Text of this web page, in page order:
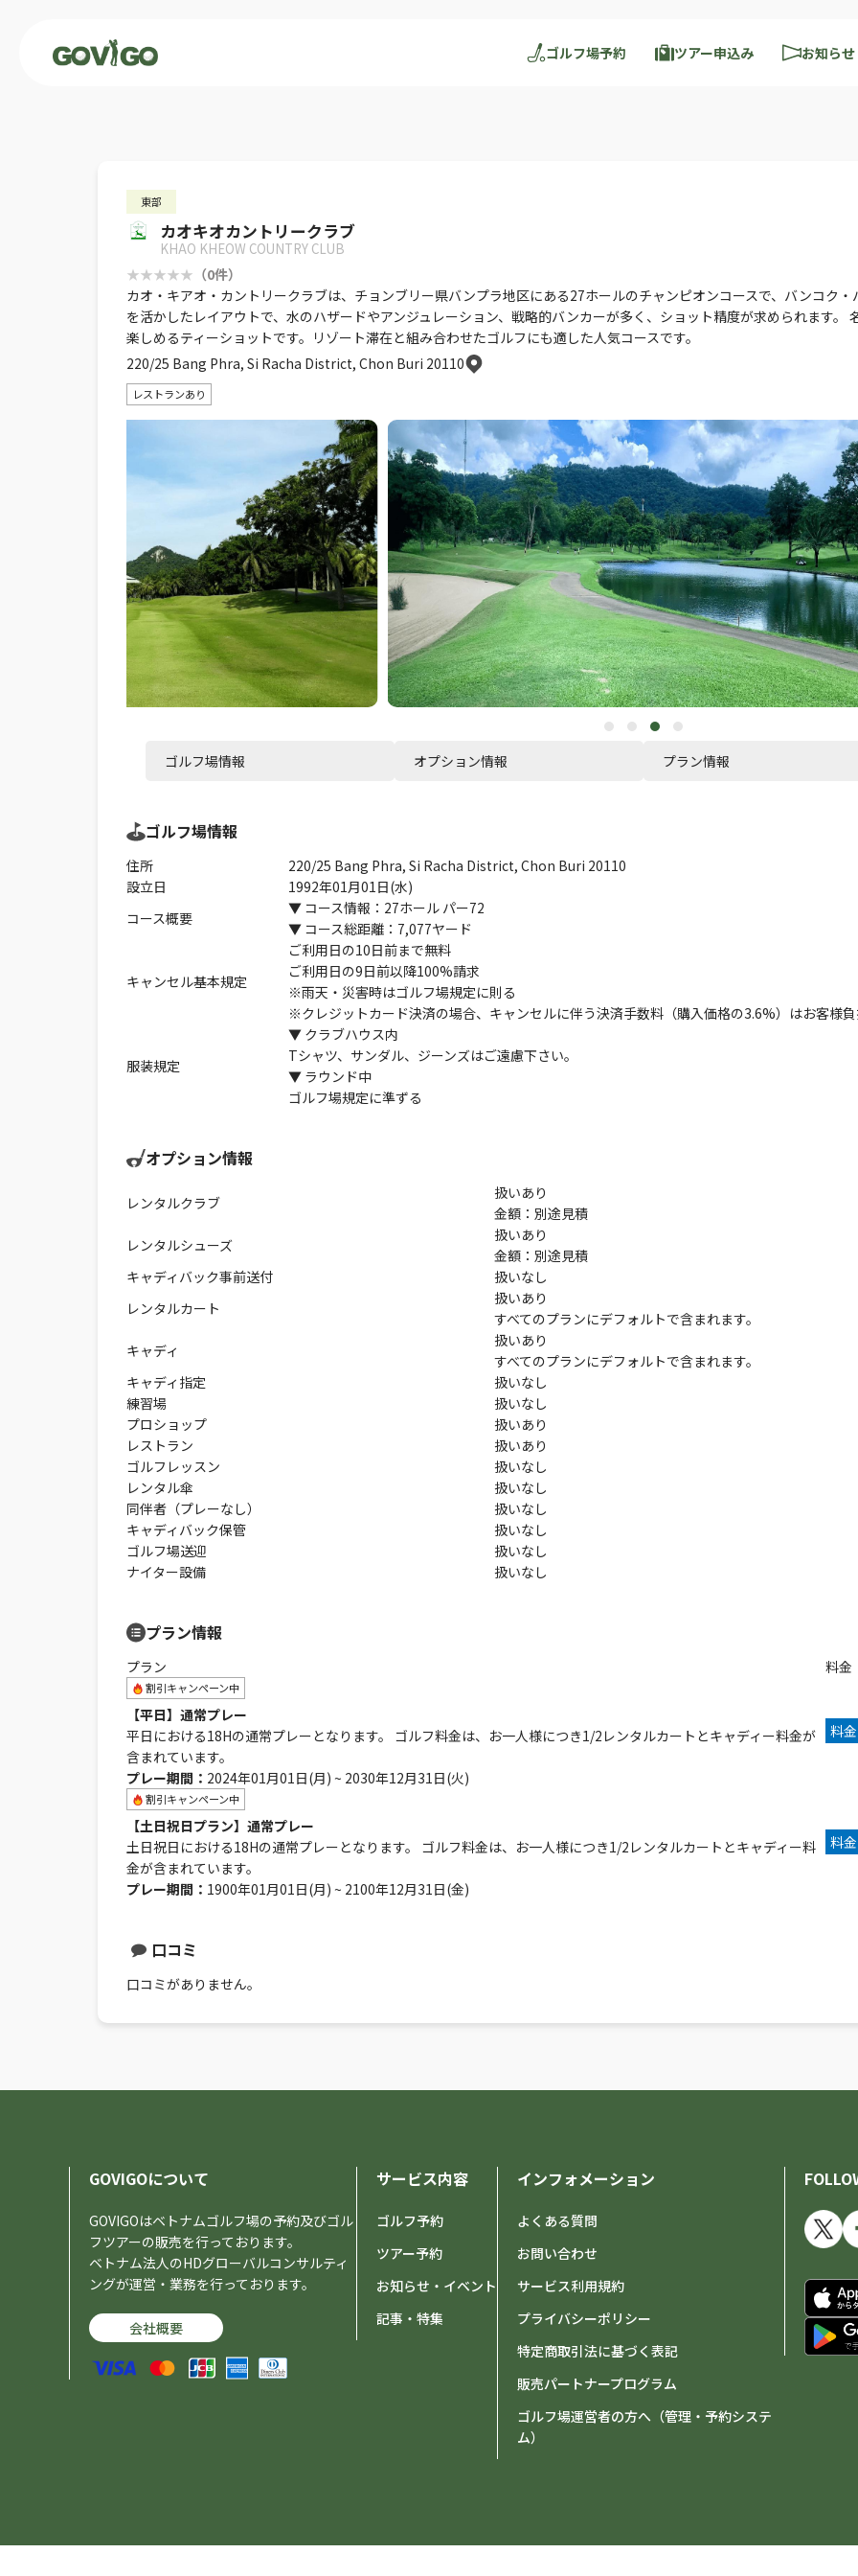
ゴルフ場予約 ツアー申込み お知ら
東部
カオキオカントリークラブ
KHAO KHEOW COUNTRY CLUB
（0件）
カオ・キアオ・カントリークラブは、チョンブリー県バンプラ地区にある27ホールのチャンピオンコースで、バンコク
を活かしたレイアウトで、水のハザードやアンジュレーション、戦略的バンカーが多く、ショット精度が求められます。
楽しめるティーショットです。リゾート滞在と組み合わせたゴルフにも適した人気コースです。
220/25 Bang Phra, Si Racha District, Chon Buri 20110
レストランあり
ゴルフ場情報 オプション情報 プラン情報
ゴルフ場情報
住所
220/25 Bang Phra, Si Racha District, Chon Buri 20110
設立日
1992年01月01日(水)
コース概要
▼ コース情報：27ホール パー72
▼ コース総距離：7,077ヤード
キャンセル基本規定
ご利用日の10日前まで無料
ご利用日の9日前以降100%請求
※雨天・災害時はゴルフ場規定に則る
※クレジットカード決済の場合、キャンセルに伴う決済手数料（購入価格の3.6%）はお客様
服装規定
▼ クラブハウス内
Tシャツ、サンダル、ジーンズはご遠慮下さい。
▼ ラウンド中
ゴルフ場規定に準ずる
オプション情報
レンタルクラブ
扱いあり
金額：別途見積
レンタルシューズ
扱いあり
金額：別途見積
キャディバック事前送付
扱いなし
レンタルカート
扱いあり
すべてのプランにデフォルトで含まれます。
キャディ
扱いあり
すべてのプランにデフォルトで含まれます。
キャディ指定
扱いなし
練習場
扱いなし
プロショップ
扱いあり
レストラン
扱いあり
ゴルフレッスン
扱いなし
レンタル傘
扱いなし
同伴者（プレーなし）
扱いなし
キャディバック保管
扱いなし
ゴルフ場送迎
扱いなし
ナイター設備
扱いなし
プラン情報
プラン 料金
割引キャンペーン中
【平日】通常プレー
平日における18Hの通常プレーとなります。 ゴルフ料金は、お一人様につき1/2レンタルカートとキャディー料金が
含まれています。
プレー期間： 2024年01月01日(月) ~ 2030年12月31日(火)
料金
割引キャンペーン中
【土日祝日プラン】通常プレー
土日祝日における18Hの通常プレーとなります。 ゴルフ料金は、お一人様につき1/2レンタルカートとキャディー料
金が含まれています。
プレー期間： 1900年01月01日(月) ~ 2100年12月31日(金)
料金
口コミ
口コミがありません。
GOVIGOについて
GOVIGOはベトナムゴルフ場の予約及びゴル
フツアーの販売を行っております。
ベトナム法人のHDグローバルコンサルティ
ングが運営・業務を行っております。
会社概要
サービス内容
ゴルフ予約
ツアー予約
お知らせ・イベント
記事・特集
インフォメーション
よくある質問
お問い合わせ
サービス利用規約
プライバシーポリシー
特定商取引法に基づく表記
販売パートナープログラム
ゴルフ場運営者の方へ（管理・予約システ
ム）